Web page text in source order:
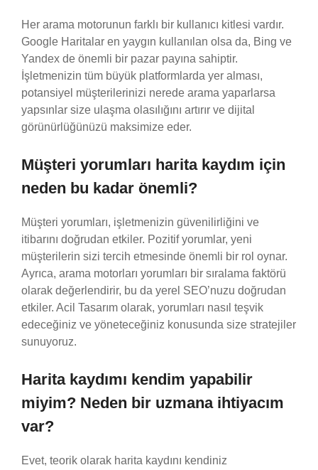
Her arama motorunun farklı bir kullanıcı kitlesi vardır.
Google Haritalar en yaygın kullanılan olsa da, Bing ve
Yandex de önemli bir pazar payına sahiptir.
İşletmenizin tüm büyük platformlarda yer alması,
potansiyel müşterilerinizi nerede arama yaparlarsa
yapsınlar size ulaşma olasılığını artırır ve dijital
görünürlüğünüzü maksimize eder.
Müşteri yorumları harita kaydım için
neden bu kadar önemli?
Müşteri yorumları, işletmenizin güvenilirliğini ve
itibarını doğrudan etkiler. Pozitif yorumlar, yeni
müşterilerin sizi tercih etmesinde önemli bir rol oynar.
Ayrıca, arama motorları yorumları bir sıralama faktörü
olarak değerlendirir, bu da yerel SEO’nuzu doğrudan
etkiler. Acil Tasarım olarak, yorumları nasıl teşvik
edeceğiniz ve yöneteceğiniz konusunda size stratejiler
sunuyoruz.
Harita kaydımı kendim yapabilir
miyim? Neden bir uzmana ihtiyacım
var?
Evet, teorik olarak harita kaydını kendiniz